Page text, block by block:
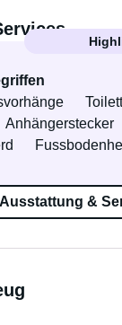
Anhängerstecker
&